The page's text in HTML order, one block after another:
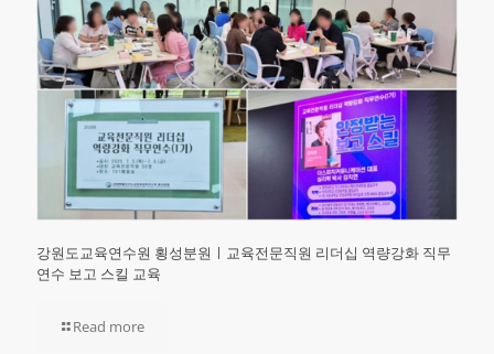
강원도교육연수원 횡성분원ㅣ교육전문직원 리더십 역량강화 직무
연수 보고 스킬 교육
Read more